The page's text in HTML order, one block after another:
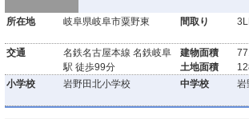
所在地 岐阜県岐阜市粟野東 間取り
交通
名鉄名古屋本線 名鉄岐阜
駅 徒歩99分
建物面積
土地面積
小学校 岩野田北小学校 中学校 岩